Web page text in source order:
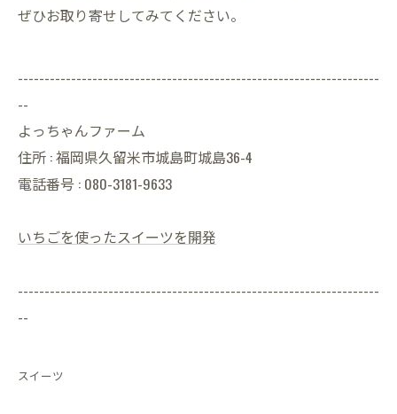
ぜひお取り寄せしてみてください。
--------------------------------------------------------------------
--
よっちゃんファーム
住所 : 福岡県久留米市城島町城島36-4
電話番号 : 080-3181-9633
いちごを使ったスイーツを開発
--------------------------------------------------------------------
--
スイーツ